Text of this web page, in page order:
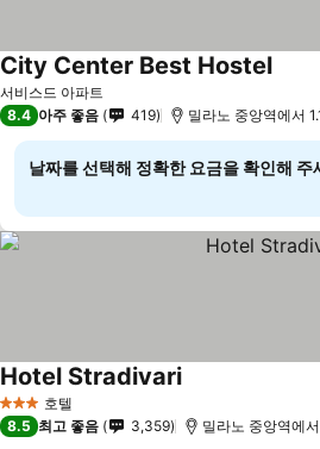
서비스드 아파트
City Center Best Hostel
8.4 아주 좋음 419 밀라노 중앙역에서
날짜를 선택해 정확한 요금을 확인해 주
3 성급 호텔
Hotel Stradivari
8.5 최고 좋음 3,359 밀라노 중앙역에